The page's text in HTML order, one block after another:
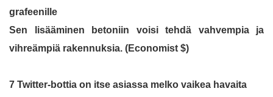
grafeenille
Sen lisääminen betoniin voisi tehdä vahvempia ja
vihreämpiä rakennuksia. (Economist $)
7 Twitter-bottia on itse asiassa melko vaikea havaita